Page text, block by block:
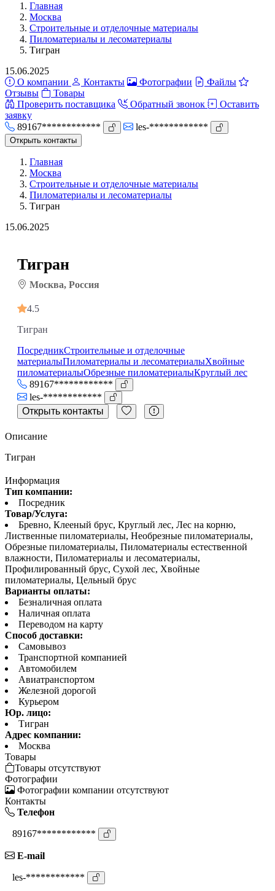
Главная
Москва
Строительные и отделочные материалы
Пиломатериалы и лесоматериалы
Тигран
15.06.2025
О компании
Контакты Фотографии
Файлы
Отзывы
Товары
Проверить поставщика
Обратный звонок
Оставить
заявку
89167************
les-************
Открыть контакты
Главная
Москва
Строительные и отделочные материалы
Пиломатериалы и лесоматериалы
Тигран
15.06.2025
Тигран
Москва, Россия
4.5
Тигран
ПосредникСтроительные и отделочные
материалыПиломатериалы и лесоматериалыХвойные
пиломатериалыОбрезные пиломатериалыКруглый лес
89167************
les-************
Открыть контакты
Описание
Тигран
Информация
Тип компании:
Посредник
Товар/Услуга:
Бревно, Клееный брус, Круглый лес, Лес на корню,
Лиственные пиломатериалы, Необрезные пиломатериалы,
Обрезные пиломатериалы, Пиломатериалы естественной
влажности, Пиломатериалы и лесоматериалы,
Профилированный брус, Сухой лес, Хвойные
пиломатериалы, Цельный брус
Варианты оплаты:
Безналичная оплата
Наличная оплата
Переводом на карту
Способ доставки:
Самовывоз
Транспортной компанией
Автомобилем
Авиатранспортом
Железной дорогой
Курьером
Юр. лицо:
Тигран
Адрес компании:
Москва
Товары
Товары отсутствуют
Фотографии
Фотографии компании отсутствуют
Контакты
Телефон
89167************
E-mail
les-************